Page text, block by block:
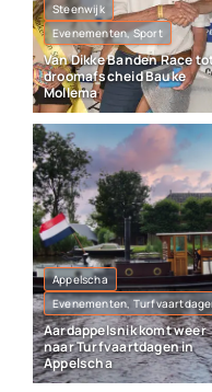
Steenwijk
Evenementen, Sport
Van Dikke Banden Race
droomafscheid Bauke
Mollema
Appelscha
Evenementen,
Aardappelsnik komt weer
naar Turfvaartdagen in
Appelscha